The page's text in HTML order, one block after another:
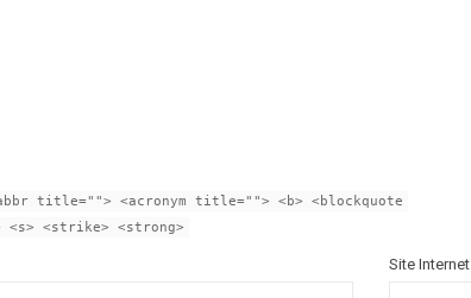
title=""> <acronym title=""> <b> <blockquote
<strike> <strong>
Site Internet